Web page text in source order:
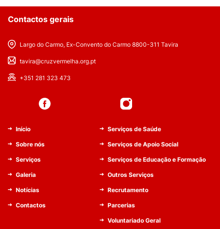
Contactos gerais
Largo do Carmo, Ex-Convento do Carmo 8800-311 Tavira
tavira@cruzvermelha.org.pt
+351 281 323 473
Início
Sobre nós
Serviços
Galeria
Notícias
Contactos
Serviços de Saúde
Serviços de Apoio Social
Serviços de Educação e Formação
Outros Serviços
Recrutamento
Parcerias
Voluntariado Geral